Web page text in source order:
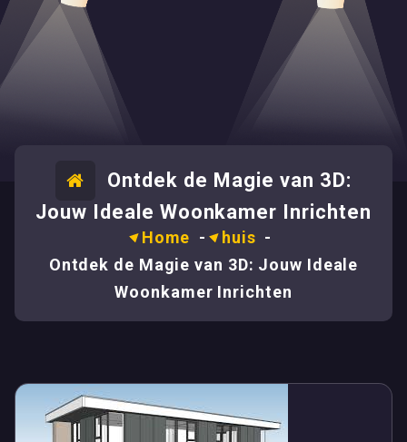
Ontdek de Magie van 3D:
Jouw Ideale Woonkamer Inrichten
Home - huis -
Ontdek de Magie van 3D: Jouw Ideale
Woonkamer Inrichten